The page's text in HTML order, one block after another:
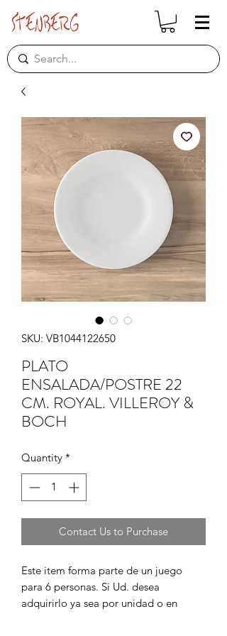
SKU: VB1044122650
PLATO
ENSALADA/POSTRE 22
CM. ROYAL. VILLEROY &
BOCH
Quantity *
Contact Us to Purchase
Este item forma parte de un juego
para 6 personas. Si Ud. desea
adquirirlo ya sea por unidad o en